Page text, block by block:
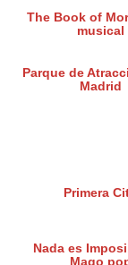
The Book of
musical
Parque de
Madrid
Primera
Nada es
Mago